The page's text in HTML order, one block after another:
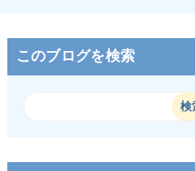
このブログを検索